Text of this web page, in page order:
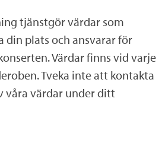
tjänstgör värdar som
plats och ansvarar för
Värdar finns vid varje
Tveka inte att kontakta
våra värdar under ditt